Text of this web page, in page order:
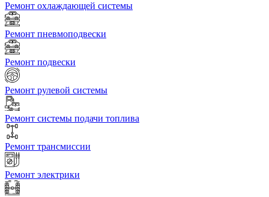
Ремонт охлаждающей системы
Ремонт пневмоподвески
Ремонт подвески
Ремонт рулевой системы
Ремонт системы подачи топлива
Ремонт трансмиссии
Ремонт электрики